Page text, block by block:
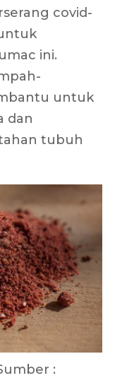
covid-
ini.
untuk
dan
tubuh
: